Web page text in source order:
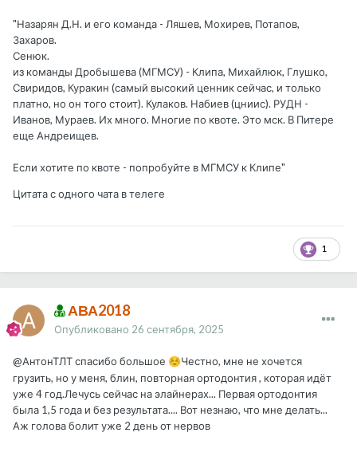
"Назарян Д.Н. и его команда - Ляшев, Мохирев, Потапов,
Захаров.
Сенюк.
из команды Дробышева (МГМСУ) - Клипа, Михайлюк, Глушко,
Свиридов, Куракин (самый высокий ценник сейчас, и только
платно, но он того стоит). Кулаков. Набиев (цниис). РУДН -
Иванов, Мураев. Их много. Многие по квоте. Это мск. В Питере
еще Андреищев.
Если хотите по квоте - попробуйте в МГМСУ к Клипе"
Цитата с одного чата в телеге
1
АВА2018
Опубликовано 26 сентября, 2025
@АнтонТЛТспасибо большое ☺️Честно, мне не хочется
грузить, но у меня, блин, повторная ортодонтия , которая идёт
уже 4 год.Лечусь сейчас на элайнерах... Первая ортодонтия
была 1,5 года и без результата.... Вот незнаю, что мне делать...
Аж голова болит уже 2 день от нервов